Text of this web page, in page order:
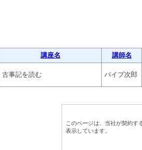
講座名 講師名
古事記を読む パイプ次郎
このページは、当社が契約す
表示しています。